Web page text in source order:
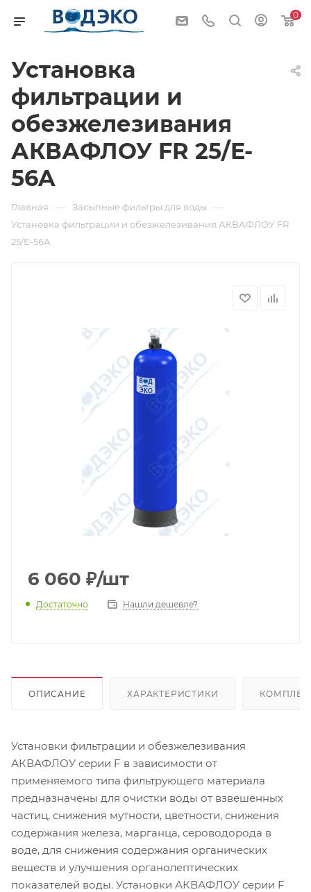
0
Установка
фильтрации и
обезжелезивания
АКВАФЛОУ FR 25/E-
56A
Главная — Засыпные фильтры для воды —
Установка фильтрации и обезжелезивания АКВАФЛОУ FR
25/E-56A
6 060 ₽/шт
Достаточно Нашли дешевле?
ОПИСАНИЕ ХАРАКТЕРИСТИКИ
Установки фильтрации и обезжелезивания
АКВАФЛОУ серии F в зависимости от
применяемого типа фильтрующего материала
предназначены для очистки воды от взвешенных
частиц, снижения мутности, цветности, снижения
содержания железа, марганца, сероводорода в
воде, для снижения содержания органических
веществ и улучшения органолептических
показателей воды. Установки АКВАФЛОУ серии F